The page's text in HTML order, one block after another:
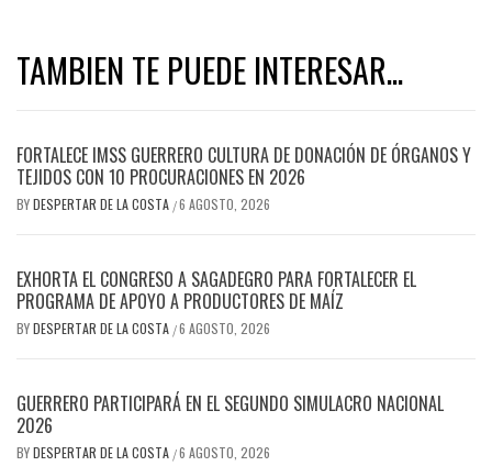
TAMBIEN TE PUEDE INTERESAR...
FORTALECE IMSS GUERRERO CULTURA DE DONACIÓN DE ÓRGANOS Y
TEJIDOS CON 10 PROCURACIONES EN 2026
BYDESPERTAR DE LA COSTA /6 AGOSTO, 2026
EXHORTA EL CONGRESO A SAGADEGRO PARA FORTALECER EL
PROGRAMA DE APOYO A PRODUCTORES DE MAÍZ
BYDESPERTAR DE LA COSTA /6 AGOSTO, 2026
GUERRERO PARTICIPARÁ EN EL SEGUNDO SIMULACRO NACIONAL
2026
BYDESPERTAR DE LA COSTA /6 AGOSTO, 2026